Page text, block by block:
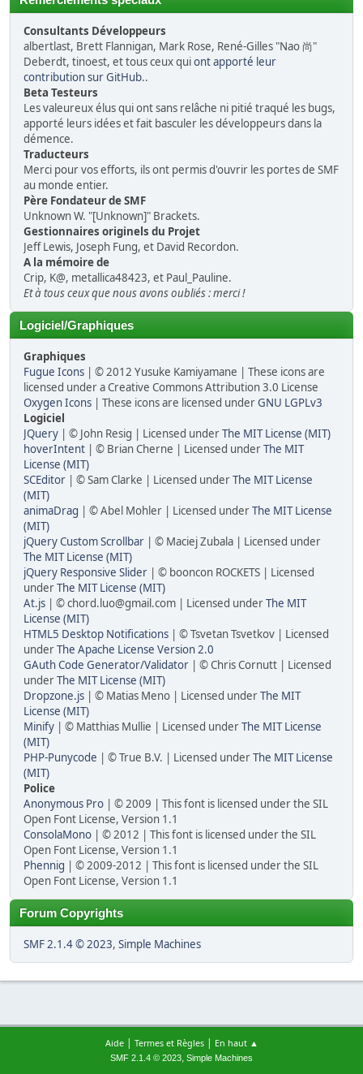
Consultants Développeurs
albertlast, Brett Flannigan, Mark Rose, René-Gilles "Nao 尚"
Deberdt, tinoest, et tous ceux quiont apporté leur
contribution sur GitHub..
Beta Testeurs
Les valeureux élus qui ont sans relâche ni pitié traqué les bugs,
apporté leurs idées et fait basculer les développeurs dans la
démence.
Traducteurs
Merci pour vos efforts, ils ont permis d'ouvrir les portes de SMF
au monde entier.
Père Fondateur de SMF
Unknown W. "[Unknown]" Brackets.
Gestionnaires originels du Projet
Jeff Lewis, Joseph Fung, et David Recordon.
A la mémoire de
Crip, K@, metallica48423, et Paul_Pauline.
Et à tous ceux que nous avons oubliés : merci !
Logiciel/Graphiques
Graphiques
Fugue Icons | © 2012 Yusuke Kamiyamane | These icons are
licensed under a Creative Commons Attribution 3.0 License
Oxygen Icons | These icons are licensed underGNU LGPLv3
Logiciel
JQuery | © John Resig | Licensed underThe MIT License (MIT)
hoverIntent | © Brian Cherne | Licensed underThe MIT
License (MIT)
SCEditor | © Sam Clarke | Licensed underThe MIT License
(MIT)
animaDrag | © Abel Mohler | Licensed underThe MIT License
(MIT)
jQuery Custom Scrollbar | © Maciej Zubala | Licensed under
The MIT License (MIT)
jQuery Responsive Slider | © booncon ROCKETS | Licensed
underThe MIT License (MIT)
At.js | © chord.luo@gmail.com | Licensed underThe MIT
License (MIT)
HTML5 Desktop Notifications | © Tsvetan Tsvetkov | Licensed
underThe Apache License Version 2.0
GAuth Code Generator/Validator | © Chris Cornutt | Licensed
underThe MIT License (MIT)
Dropzone.js | © Matias Meno | Licensed underThe MIT
License (MIT)
Minify | © Matthias Mullie | Licensed underThe MIT License
(MIT)
PHP-Punycode | © True B.V. | Licensed underThe MIT License
(MIT)
Police
Anonymous Pro | © 2009 | This font is licensed under the SIL
Open Font License, Version 1.1
ConsolaMono | © 2012 | This font is licensed under the SIL
Open Font License, Version 1.1
Phennig | © 2009-2012 | This font is licensed under the SIL
Open Font License, Version 1.1
Forum Copyrights
SMF 2.1.4 © 2023, Simple Machines
Aide| Termes et Règles| En haut ▲
SMF 2.1.4 © 2023, Simple Machines